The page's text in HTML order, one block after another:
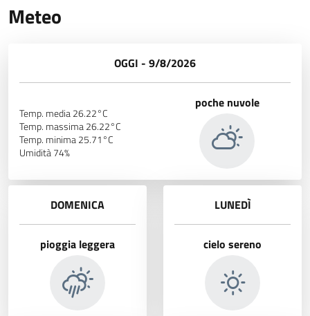
Meteo
OGGI - 9/8/2026
Temp. media 26.22°C
Temp. massima 26.22°C
Temp. minima 25.71°C
Umidità 74%
poche nuvole
DOMENICA
pioggia leggera
LUNEDÌ
cielo sereno